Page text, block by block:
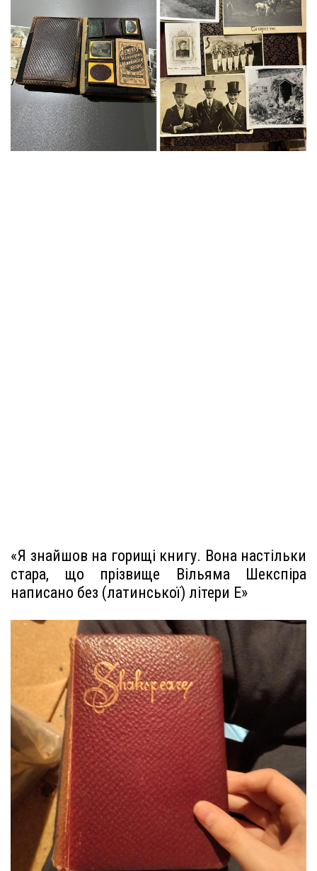
«Я знайшов на горищі книгу. Вона настільки
стара, що прізвище Вільяма Шекспіра
написано без (латинської) літери E»